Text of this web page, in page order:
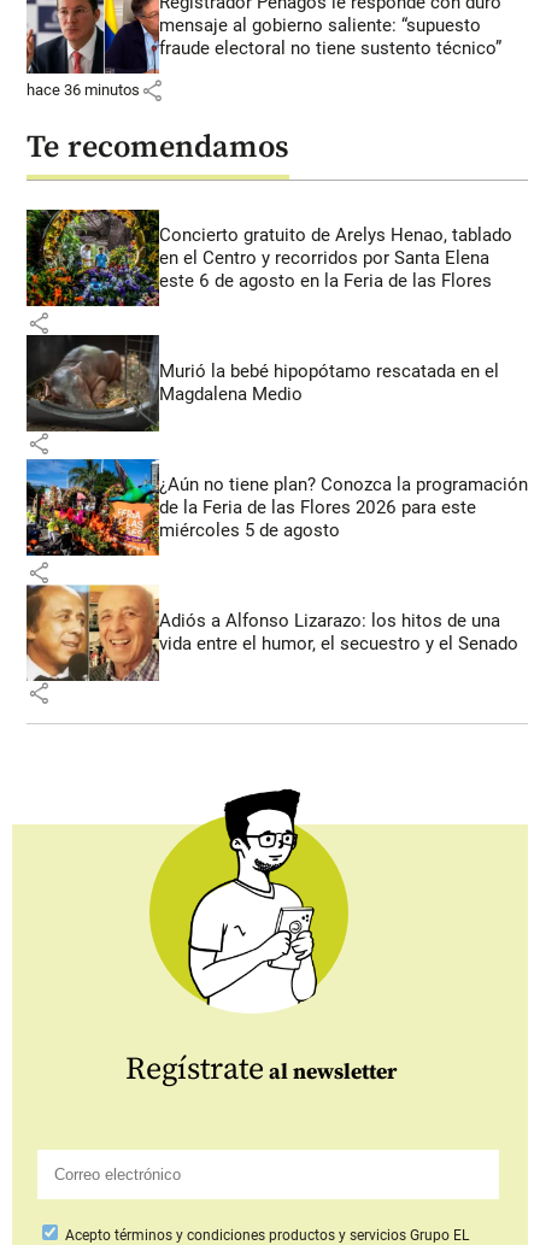
mensaje al gobierno saliente: “supuesto
fraude electoral no tiene sustento técnico”
hace 36 minutos share
Te recomendamos
Concierto gratuito de Arelys Henao, tablado
en el Centro y recorridos por Santa Elena
este 6 de agosto en la Feria de las Flores
share
Murió la bebé hipopótamo rescatada en el
Magdalena Medio
share
¿Aún no tiene plan? Conozca la programación
de la Feria de las Flores 2026 para este
miércoles 5 de agosto
share
Adiós a Alfonso Lizarazo: los hitos de una
vida entre el humor, el secuestro y el Senado
share
Regístrate al newsletter
Aceptotérminos y condiciones productos y serviciosGrupo EL